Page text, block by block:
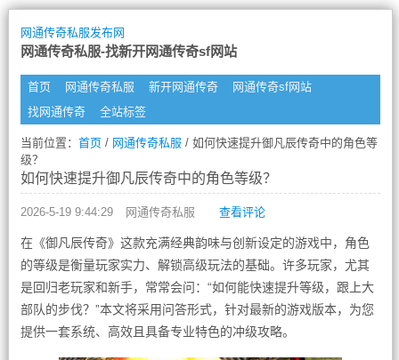
网通传奇私服发布网
网通传奇私服-找新开网通传奇sf网站
首页 网通传奇私服 新开网通传奇
网通传奇sf网站
找网通传奇
全站标签
当前位置： 首页/ 网通传奇私服 / 如何快速提升御凡辰传奇中的角色等
级？
如何快速提升御凡辰传奇中的角色等级？
2026-5-19 9:44:29 网通传奇私服 查看评论
在《御凡辰传奇》这款充满经典韵味与创新设定的游戏中，角色
的等级是衡量玩家实力、解锁高级玩法的基础。许多玩家，尤其
是回归老玩家和新手，常常会问：“如何能快速提升等级，跟上大
部队的步伐？”本文将采用问答形式，针对最新的游戏版本，为您
提供一套系统、高效且具备专业特色的冲级攻略。